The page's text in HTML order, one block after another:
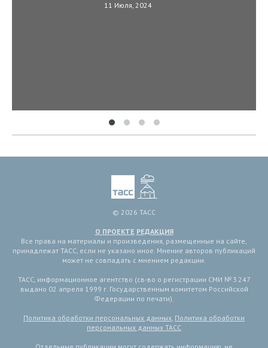
11 Июля, 2024
© 2026 ТАСС
О ПРОЕКТЕ РЕДАКЦИЯ
Все права на материалы и произведения, размещенные на сайте,
принадлежат ТАСС, если не указано иное. Мнение авторов публикаций
может не совпадать с мнением редакции.
ТАСС, информационное агентство (св-во о регистрации СМИ № 3 247
выдано 02 апреля 1999 г. Государственным комитетом Российской
Федерации по печати).
Политика обработки персональных данных, Политика обработки
персональных данных ТАСС